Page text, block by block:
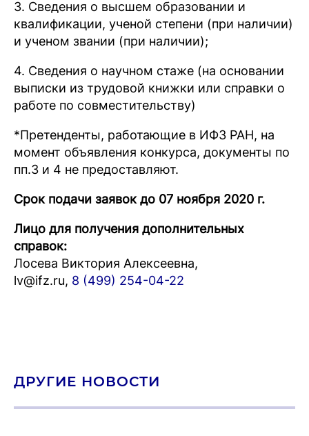
3. Сведения о высшем образовании и
квалификации, ученой степени (при наличии)
и ученом звании (при наличии);
4. Сведения о научном стаже (на основании
выписки из трудовой книжки или справки о
работе по совместительству)
*Претенденты, работающие в ИФЗ РАН, на
момент объявления конкурса, документы по
пп.3 и 4 не предоставляют.
Срок подачи заявок до 07 ноября 2020 г.
Лицо для получения дополнительных
справок:
Лосева Виктория Алексеевна,
lv@ifz.ru, 8 (499) 254-04-22
ДРУГИЕ НОВОСТИ